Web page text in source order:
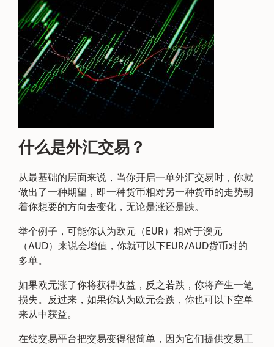
什么是外汇交易？
从最基础的层面来说，当你开启一单外汇交易时，你就
做出了一种期望，即一种货币相对另一种货币的走势朝
着你想要的方向去变化，无论是涨还是跌。
举个例子，可能你认为欧元（EUR）相对于澳元
（AUD）来说会增值，你就可以下EUR/AUD货币对的
多单。
如果欧元涨了你将获得收益，反之若跌，你将产生一笔
损失。反过来，如果你认为欧元会跌，你也可以下空单
来从中获益。
在线交易平台把交易变得很简单，因为它们提供交易工